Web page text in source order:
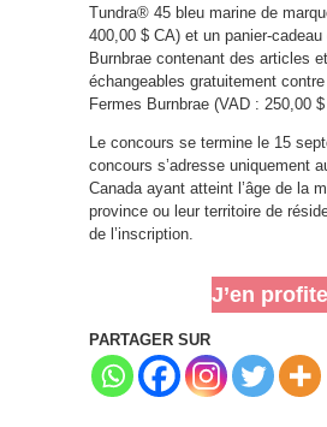
Tundra® 45 bleu marine de
400,00 $ CA) et un panier-
Burnbrae contenant des articles
échangeables gratuitement
Fermes Burnbrae (VAD : 250,00 $
Le concours se termine le 15
concours s’adresse uniquement
Canada ayant atteint l’âge de la
province ou leur territoire de
de l’inscription.
J’en profite
PARTAGER SUR